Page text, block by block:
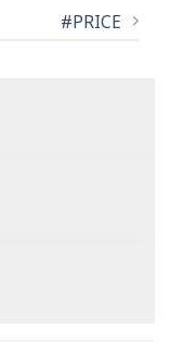
#PRICE